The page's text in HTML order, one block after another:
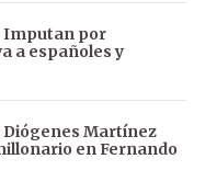
Imputan por
a españoles y
Diógenes Martínez
en Fernando